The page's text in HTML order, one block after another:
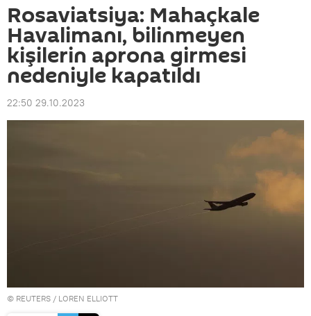
Rosaviatsiya: Mahaçkale
Havalimanı, bilinmeyen
kişilerin aprona girmesi
nedeniyle kapatıldı
22:50 29.10.2023
© REUTERS / LOREN ELLIOTT